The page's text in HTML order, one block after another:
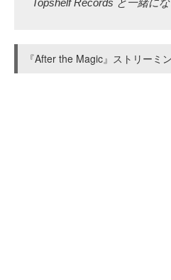
『After the Magic』ストリーミ